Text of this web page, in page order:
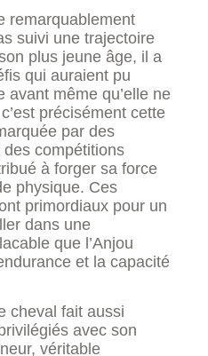
remarquablement
suivi une trajectoire
plus jeune âge, il a
qui auraient pu
avant même qu’elle ne
précisément cette
par des
compétitions
à forger sa force
physique. Ces
primordiaux pour un
dans une
que l’Anjou
et la capacité
cheval fait aussi
avec son
véritable